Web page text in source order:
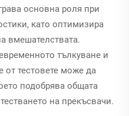
основна роля при
като оптимизира
вмешателствата.
тълкуване и
от тестовете може да
подобрява общата
на прекъсвачи.